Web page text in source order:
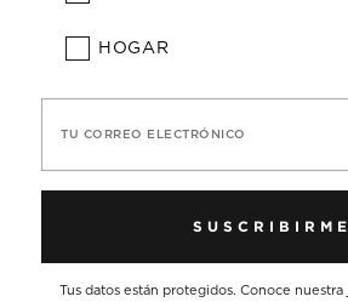
HOGAR
TU CORREO ELECTRÓNICO
SUSCRIBIRME
Tus datos están protegidos. Conoce nuestra